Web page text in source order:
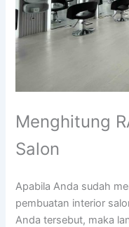
Menghitung
Salon
Apabila Anda sudah
pembuatan interior
Anda tersebut, maka